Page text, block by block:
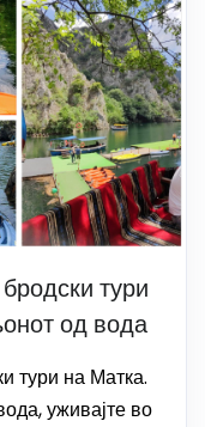
тури
од вода
тури на Матка.
уживајте во